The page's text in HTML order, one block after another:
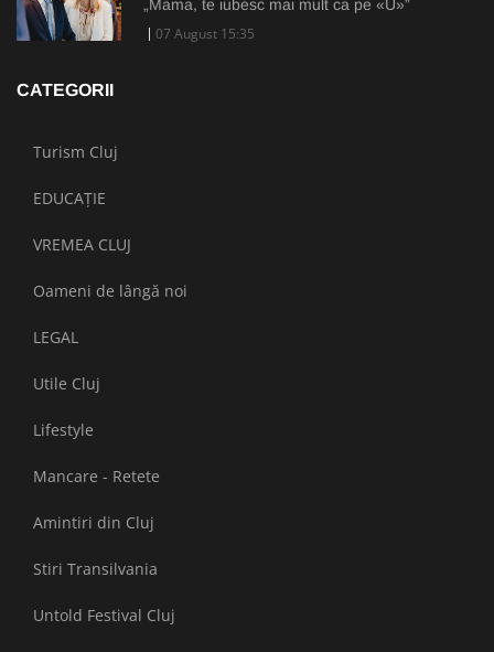
„Mama, te iubesc mai mult ca pe «U»”
07 August 15:35
CATEGORII
Turism Cluj
EDUCAȚIE
VREMEA CLUJ
Oameni de lângă noi
LEGAL
Utile Cluj
Lifestyle
Mancare - Retete
Amintiri din Cluj
Stiri Transilvania
Untold Festival Cluj